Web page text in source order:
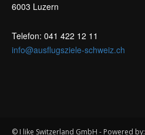
6003 Luzern
Telefon: 041 422 12 11
info@ausflugsziele-schweiz.ch
© I like Switzerland GmbH - Powered by: